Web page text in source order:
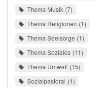
Thema Musik 7
Thema Religionen 1
Thema Seelsorge 1
Thema Soziales 11
Thema Umwelt 15
Sozialpastoral 1